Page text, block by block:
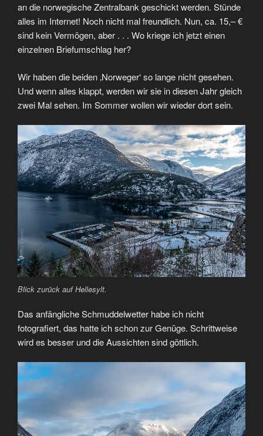
an die norwegische Zentralbank geschickt werden. Stünde
alles im Internet! Noch nicht mal freundlich. Nun, ca. 15,– €
sind kein Vermögen, aber . . . Wo kriege ich jetzt einen
einzelnen Briefumschlag her?
Wir haben die beiden ‚Norweger‘ so lange nicht gesehen.
Und wenn alles klappt, werden wir sie in diesen Jahr gleich
zwei Mal sehen. Im Sommer wollen wir wieder dort sein.
Blick zurück auf Hellesylt.
Das anfängliche Schmuddelwetter habe ich nicht
fotografiert, das hatte ich schon zur Genüge. Schrittweise
wird es besser und die Aussichten sind göttlich.